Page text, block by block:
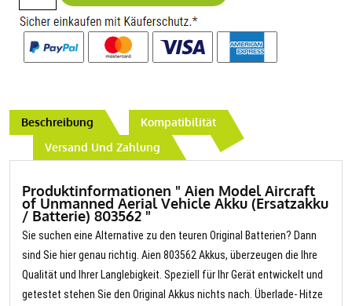
Beschreibung
Kompatibilität
Versand Und Zahlung
Produktinformationen " Aien Model Aircraft
of Unmanned Aerial Vehicle Akku (Ersatzakku
/ Batterie) 803562 "
Sie suchen eine Alternative zu den teuren Original Batterien? Dann
sind Sie hier genau richtig. Aien 803562 Akkus, überzeugen die Ihre
Qualität und Ihrer Langlebigkeit. Speziell für Ihr Gerät entwickelt und
getestet stehen Sie den Original Akkus nichts nach. Überlade- Hitze